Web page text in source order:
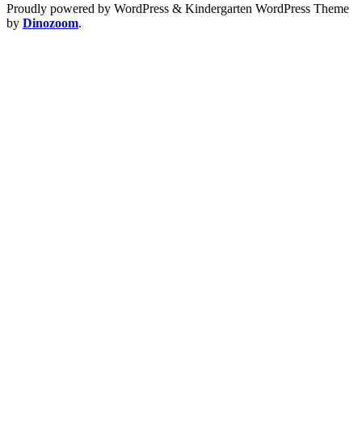
Proudly powered by WordPress & Kindergarten WordPress Theme
by Dinozoom.